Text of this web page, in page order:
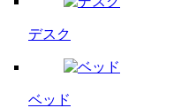
デスク
ベッド